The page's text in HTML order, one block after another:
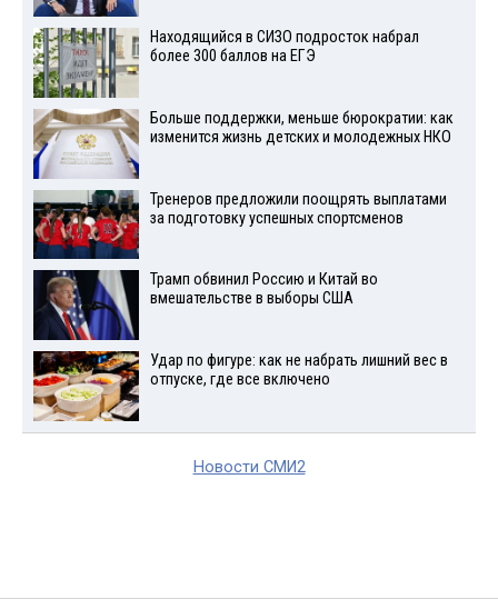
Находящийся в СИЗО подросток набрал
более 300 баллов на ЕГЭ
Больше поддержки, меньше бюрократии: как
изменится жизнь детских и молодежных НКО
Тренеров предложили поощрять выплатами
за подготовку успешных спортсменов
Трамп обвинил Россию и Китай во
вмешательстве в выборы США
Удар по фигуре: как не набрать лишний вес в
отпуске, где все включено
Новости СМИ2